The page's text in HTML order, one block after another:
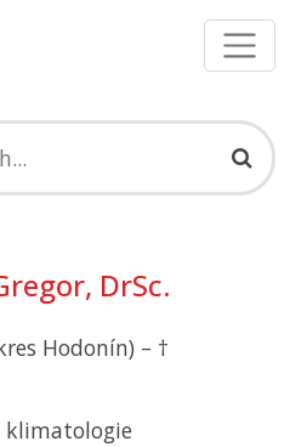
DrSc.
Hodonín) – †
klimatologie